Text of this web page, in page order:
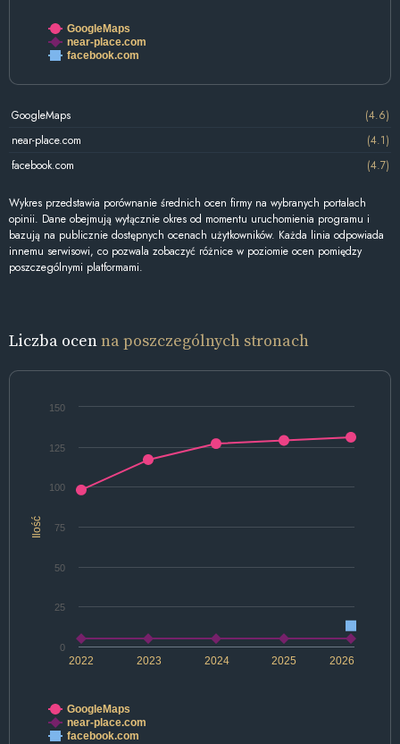
GoogleMaps
near-place.com
facebook.com
GoogleMaps
(4.6)
near-place.com
(4.1)
facebook.com
(4.7)
Wykres przedstawia porównanie średnich ocen firmy na wybranych portalach
opinii. Dane obejmują wyłącznie okres od momentu uruchomienia programu i
bazują na publicznie dostępnych ocenach użytkowników. Każda linia odpowiada
innemu serwisowi, co pozwala zobaczyć różnice w poziomie ocen pomiędzy
poszczególnymi platformami.
Liczba ocenna poszczególnych stronach
Ilość
2022 2024 2026
2023 2025
0
25
50
75
100
125
150
GoogleMaps
near-place.com
facebook.com